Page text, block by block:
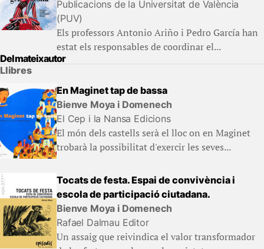
Publicacions de la Universitat de València
(PUV)
Els professors Antonio Ariño i Pedro García han
estat els responsables de coordinar el...
Del mateix autor
Llibres
En Maginet tap de bassa
Bienve Moya i Domenech
El Cep i la Nansa Edicions
El món dels castells serà el lloc on en Maginet
trobarà la possibilitat d'exercir les seves...
Tocats de festa. Espai de convivència i
escola de participació ciutadana.
Bienve Moya i Domenech
Rafael Dalmau Editor
Un assaig que reivindica el valor transformador